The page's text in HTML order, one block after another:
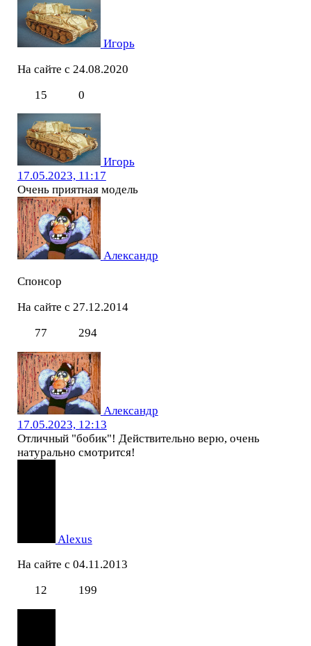
Игорь
На сайте с 24.08.2020
15
0
Игорь
17.05.2023, 11:17
Очень приятная модель
Александр
Спонсор
На сайте с 27.12.2014
77
294
Александр
17.05.2023, 12:13
Отличный "бобик"! Действительно верю, очень
натурально смотрится!
Alexus
На сайте с 04.11.2013
12
199